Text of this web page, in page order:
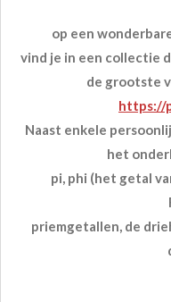
op een
vind je in een collectie
de grootste
https://
Naast enkele
het
pi, phi (het getal
priemgetallen, de